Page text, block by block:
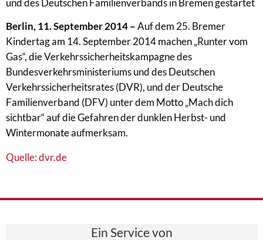
und des Deutschen Familienverbands in Bremen gestartet
Berlin, 11. September 2014 –Auf dem 25. Bremer
Kindertag am 14. September 2014 machen „Runter vom
Gas“, die Verkehrssicherheitskampagne des
Bundesverkehrsministeriums und des Deutschen
Verkehrssicherheitsrates (DVR), und der Deutsche
Familienverband (DFV) unter dem Motto „Mach dich
sichtbar“ auf die Gefahren der dunklen Herbst- und
Wintermonate aufmerksam.
Quelle: dvr.de
Ein Service von